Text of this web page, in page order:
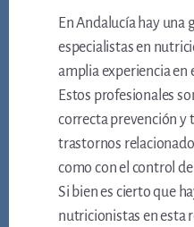
En Andalucía hay una
especialistas en
amplia experiencia en
Estos profesionales
correcta prevención y
trastornos
como con el control
Si bien es cierto que
nutricionistas en esta